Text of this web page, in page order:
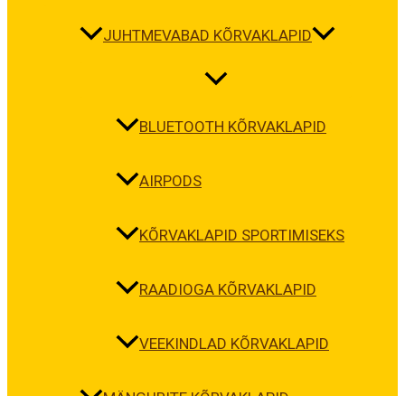
JUHTMEVABAD KÕRVAKLAPID
BLUETOOTH KÕRVAKLAPID
AIRPODS
KÕRVAKLAPID SPORTIMISEKS
RAADIOGA KÕRVAKLAPID
VEEKINDLAD KÕRVAKLAPID